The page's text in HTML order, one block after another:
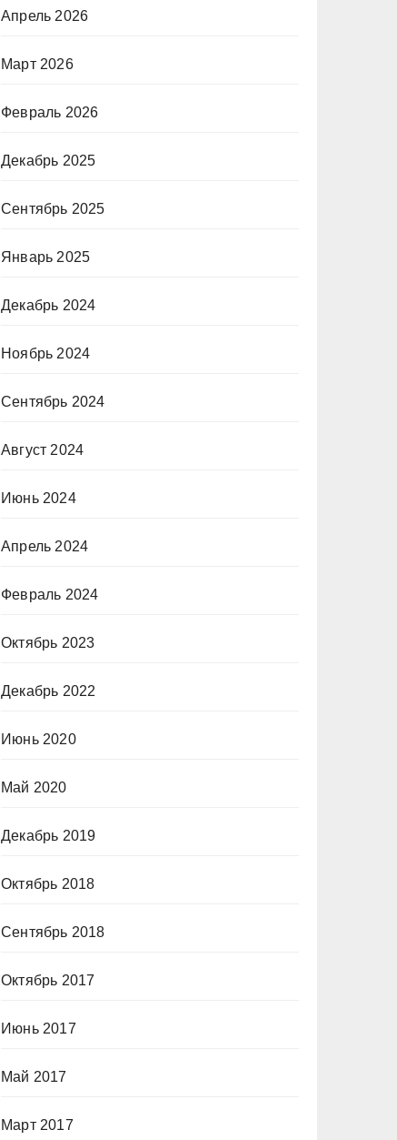
Апрель 2026
Март 2026
Февраль 2026
Декабрь 2025
Сентябрь 2025
Январь 2025
Декабрь 2024
Ноябрь 2024
Сентябрь 2024
Август 2024
Июнь 2024
Апрель 2024
Февраль 2024
Октябрь 2023
Декабрь 2022
Июнь 2020
Май 2020
Декабрь 2019
Октябрь 2018
Сентябрь 2018
Октябрь 2017
Июнь 2017
Май 2017
Март 2017